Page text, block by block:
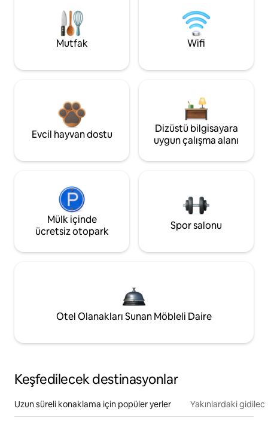
Mutfak Wifi
Evcil hayvan dostu
Dizüstü bilgisayara
uygun çalışma alanı
Mülk içinde
ücretsiz otopark
Spor salonu
Otel Olanakları Sunan Möbleli Daire
Keşfedilecek destinasyonlar
Uzun süreli konaklama için popüler yerler Yakınlardaki